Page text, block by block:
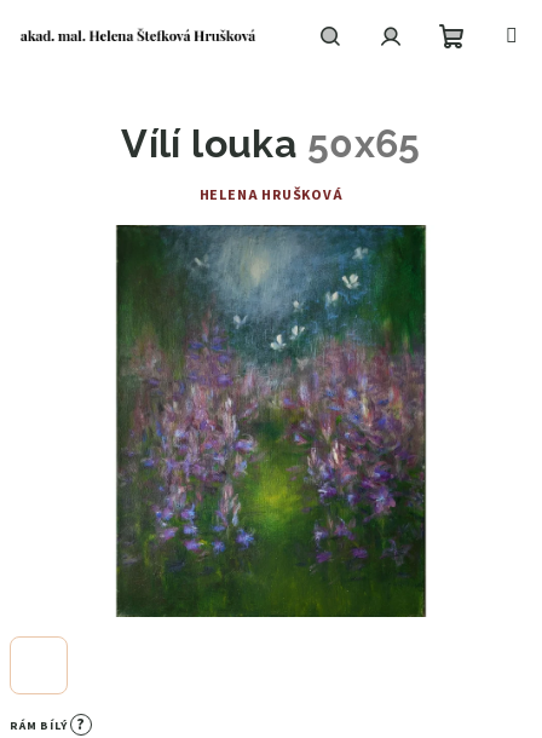
RÁM BÍLÝ ?
Vílí louka 50x65
HELENA HRUŠKOVÁ